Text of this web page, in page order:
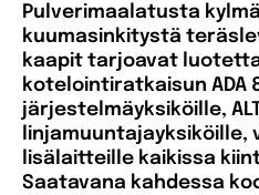
Pulverimaalatusta
kuumasinkitystä
kaapit tarjoavat
kotelointiratkaisun ADA
järjestelmäyksiköille,
linjamuuntajayksiköille,
lisälaitteille kaikissa
Saatavana kahdessa